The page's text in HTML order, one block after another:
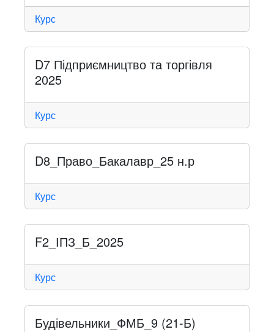
Курс
D7 Підприємництво та торгівля
2025
Курс
D8_Право_Бакалавр_25 н.р
Курс
F2_ІПЗ_Б_2025
Курс
Будівельники_ФМБ_9 (21-Б)